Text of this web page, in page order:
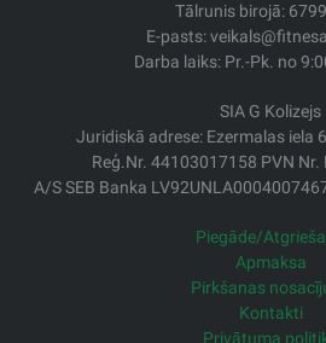
Tālrunis birojā:
E-pasts:
Darba laiks: Pr.-Pk. no
SIA G Kolizejs
Juridiskā adrese: Ezermalas iela
Reģ.Nr. 44103017158 PVN
A/S SEB Banka
Piegāde/
Apmaksa
Pirkšanas
Kontakti
Privātuma